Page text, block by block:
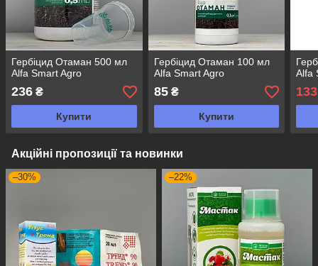
Гербіцид Отаман 500 мл
Alfa Smart Agro
236 ₴
Купити
Гербіцид Отаман 100 мл
Alfa Smart Agro
85₴
Купити
Alfa
133
Акційні пропозиції та новинки
–30% –22%